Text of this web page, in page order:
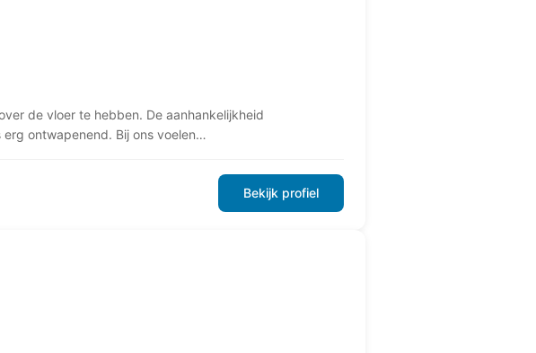
de vloer te hebben. De aanhankelijkheid
ontwapenend. Bij ons voelen…
Bekijk profiel